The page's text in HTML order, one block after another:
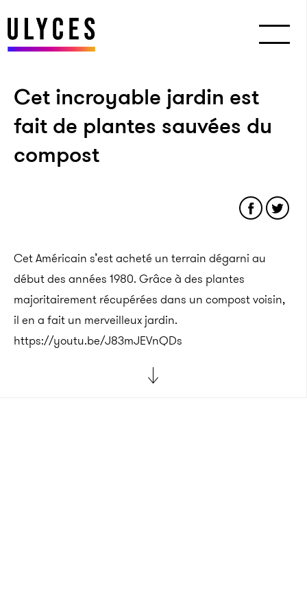
Cet incroyable jardin est
fait de plantes sauvées du
compost
Cet Américain s’est acheté un terrain dégarni au
début des années 1980. Grâce à des plantes
majoritairement récupérées dans un compost voisin,
il en a fait un merveilleux jardin.
https://youtu.be/J83mJEVnQDs